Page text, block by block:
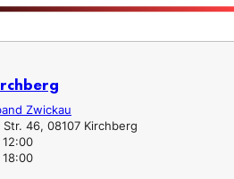
Zwickau
46, 08107 Kirchberg